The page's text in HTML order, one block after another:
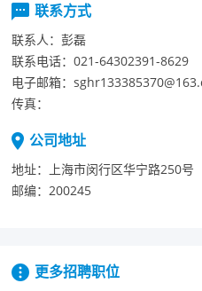
联系方式
联系人： 彭磊
联系电话： 021-64302391-8629
电子邮箱：
传真：
公司地址
地址：
上海市闵行区华宁路250号
邮编： 200245
更多招聘职位